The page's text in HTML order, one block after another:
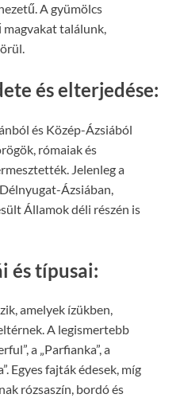
A gyümölcs
magvakat találunk,
és elterjedése:
és Közép-Ázsiából
rómaiak és
Jelenleg a
, Délnyugat-Ázsiában,
Államok déli részén is
és típusai:
amelyek ízükben,
A legismertebb
a „Parfianka”, a
Egyes fajták édesek, míg
rózsaszín, bordó és